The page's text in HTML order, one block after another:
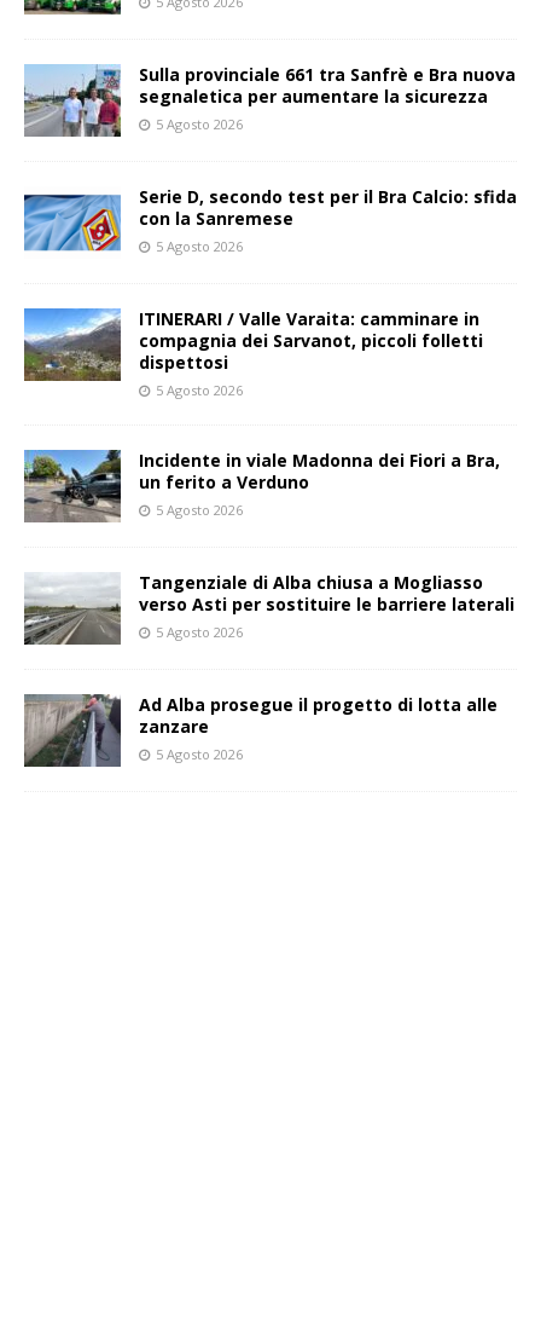
Sulla provinciale 661 tra Sanfrè e Bra nuova
segnaletica per aumentare la sicurezza
5 Agosto 2026
Serie D, secondo test per il Bra Calcio: sfida
con la Sanremese
5 Agosto 2026
ITINERARI / Valle Varaita: camminare in
compagnia dei Sarvanot, piccoli folletti
dispettosi
5 Agosto 2026
Incidente in viale Madonna dei Fiori a Bra,
un ferito a Verduno
5 Agosto 2026
Tangenziale di Alba chiusa a Mogliasso
verso Asti per sostituire le barriere laterali
5 Agosto 2026
Ad Alba prosegue il progetto di lotta alle
zanzare
5 Agosto 2026